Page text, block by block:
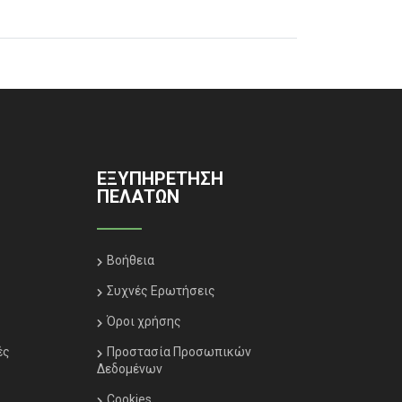
ΕΞΥΠΗΡΈΤΗΣΗ
ΠΕΛΑΤΏΝ
Βοήθεια
Συχνές Ερωτήσεις
Όροι χρήσης
Προστασία Προσωπικών
Δεδομένων